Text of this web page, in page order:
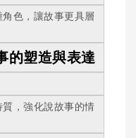
色，讓故事更具層
的塑造與表達
，強化說故事的情